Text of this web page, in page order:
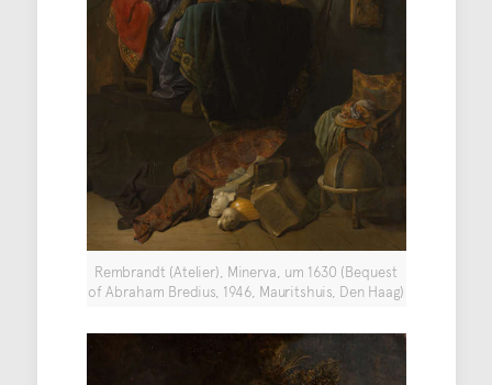
Rembrandt (Atelier), Minerva, um 1630 (Bequest
of Abraham Bredius, 1946, Mauritshuis, Den Haag)